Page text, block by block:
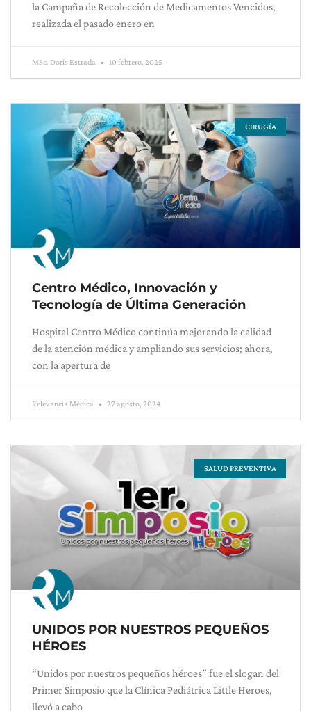
la Campaña de Recolección de Medicamentos Vencidos,
realizada el pasado enero en
MSc. Doris Estrada 10 febrero, 2025
CIRUGÍA
Centro Médico, Innovación y
Tecnología de Última Generación
Hospital Centro Médico continúa mejorando la calidad
de la atención médica y ampliando sus servicios; ahora,
con la apertura de
Relevancia Médica 27 agosto, 2024
SALUD PREVENTIVA
UNIDOS POR NUESTROS PEQUEÑOS
HÉROES
“Unidos por nuestros pequeños héroes” fue el slogan del
Primer Simposio que la Clínica Pediátrica Little Heroes,
llevó a cabo